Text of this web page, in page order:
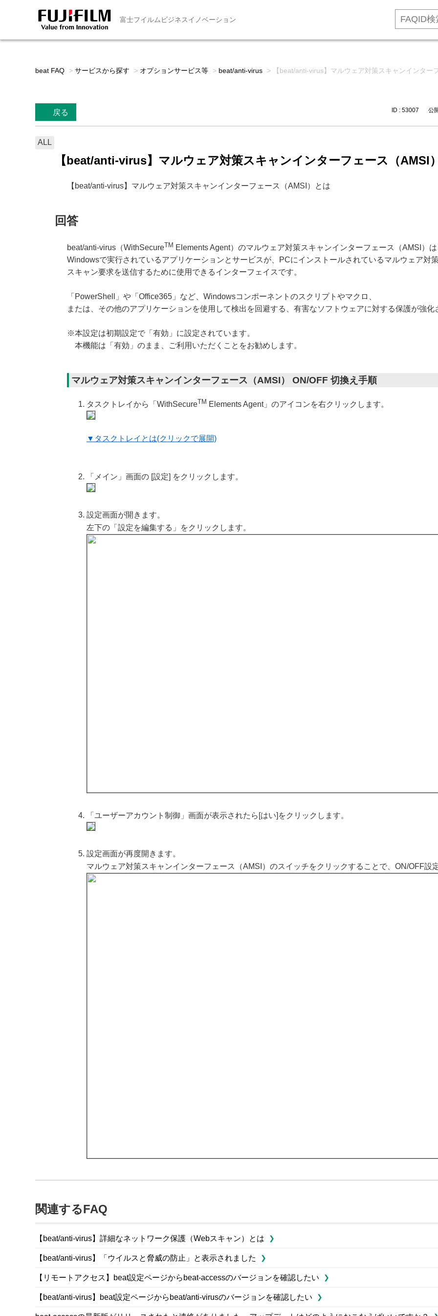
富士フイルムビジネスイノベーション
beat FAQ > サービスから探す > オプションサービス等 > beat/anti-virus > 【beat/anti-virus】マルウェア対策スキャンインター
戻る ID : 53007 公
ALL
【beat/anti-virus】マルウェア対策スキャンインターフェース（AMSI
【beat/anti-virus】マルウェア対策スキャンインターフェース（AMSI）とは
回答
beat/anti-virus（WithSecureTM Elements Agent）のマルウェア対策スキャンインターフェース（AMSI）は
Windowsで実行されているアプリケーションとサービスが、PCにインストールされているマルウェア対策
スキャン要求を送信するために使用できるインターフェイスです。
「PowerShell」や「Office365」など、Windowsコンポーネントのスクリプトやマクロ、
または、その他のアプリケーションを使用して検出を回避する、有害なソフトウェアに対する保護が強化
※本設定は初期設定で「有効」に設定されています。
本機能は「有効」のまま、ご利用いただくことをお勧めします。
マルウェア対策スキャンインターフェース（AMSI） ON/OFF 切換え手順
タスクトレイから「WithSecureTM Elements Agent」のアイコンを右クリックします。
▼タスクトレイとは(クリックで展開)
「メイン」画面の [設定] をクリックします。
設定画面が開きます。
左下の「設定を編集する」をクリックします。
「ユーザーアカウント制御」画面が表示されたら[はい]をクリックします。
設定画面が再度開きます。
マルウェア対策スキャンインターフェース（AMSI）のスイッチをクリックすることで、ON/OFF設
関連するFAQ
【beat/anti-virus】詳細なネットワーク保護（Webスキャン）とは
【beat/anti-virus】「ウイルスと脅威の防止」と表示されました
【リモートアクセス】beat設定ページからbeat-accessのバージョンを確認したい
【beat/anti-virus】beat設定ページからbeat/anti-virusのバージョンを確認したい